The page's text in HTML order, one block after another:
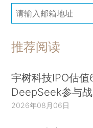
推荐阅读
宇树科技IPO估
DeepSeek参与
2026年08月06日